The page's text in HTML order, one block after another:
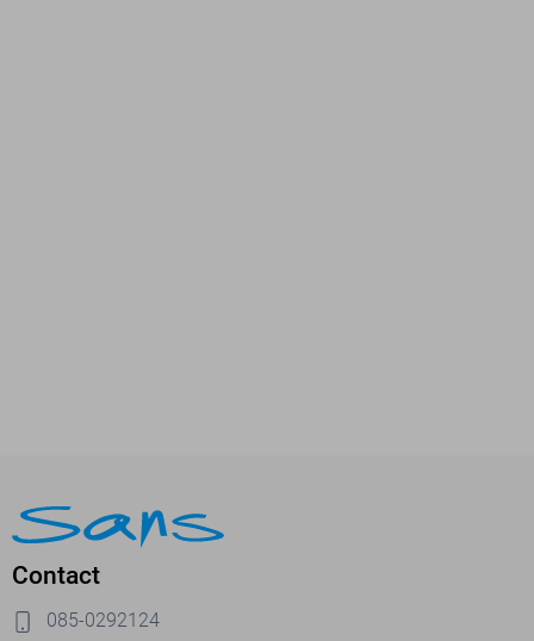
Contact
085-0292124